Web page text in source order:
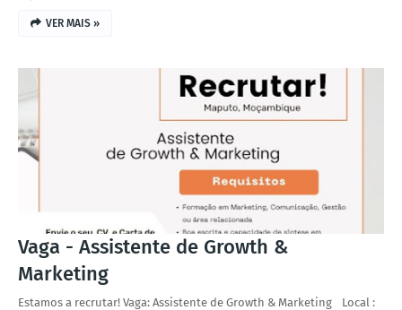
VER MAIS »
Vaga - Assistente de Growth &
Marketing
Estamos a recrutar! Vaga: Assistente de Growth & Marketing Local :